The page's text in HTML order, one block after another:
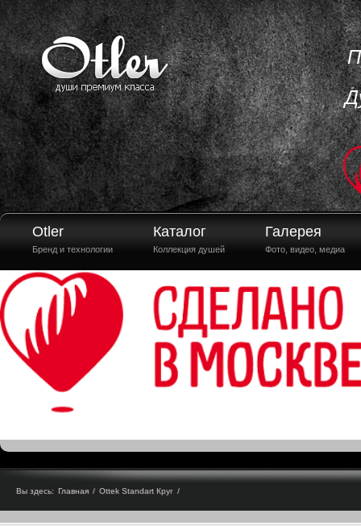
Otler
Бренд и технологии
Каталог
Коллекция душей
Галерея
Фото, видео, медиа
Вы здесь: Главная / Ottek Standart Круг /